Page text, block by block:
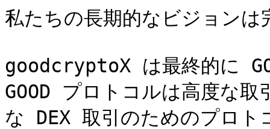
私たちの長期的なビジョン
goodcryptoX は最終的に
GOOD プロトコルは高度な
な DEX 取引のためのプロト